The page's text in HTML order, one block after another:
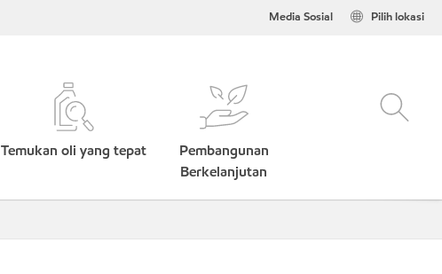
Pilih lokasi
Media Sosial
Temukan oli yang tepat
Pembangunan
Berkelanjutan